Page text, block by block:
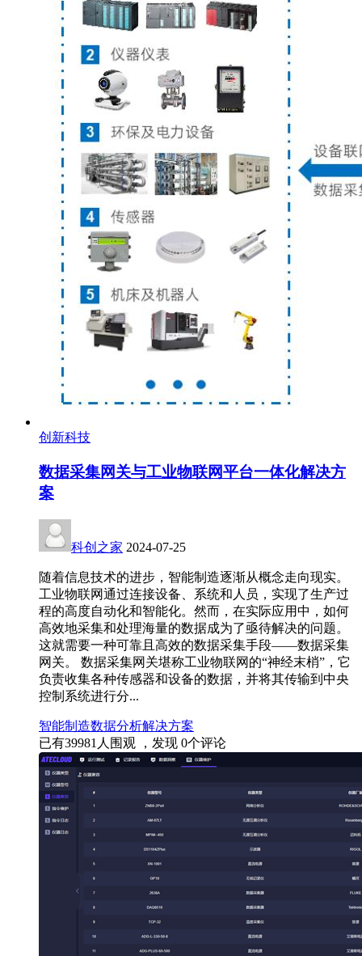
创新科技
数据采集网关与工业物联网平台一体化解决方
案
科创之家 2024-07-25
随着信息技术的进步，智能制造逐渐从概念走向现实。
工业物联网通过连接设备、系统和人员，实现了生产过
程的高度自动化和智能化。然而，在实际应用中，如何
高效地采集和处理海量的数据成为了亟待解决的问题。
这就需要一种可靠且高效的数据采集手段——数据采集
网关。 数据采集网关堪称工业物联网的“神经末梢”，它
负责收集各种传感器和设备的数据，并将其传输到中央
控制系统进行分...
智能制造数据分析解决方案
已有39981 人围观 ，发现 0个评论